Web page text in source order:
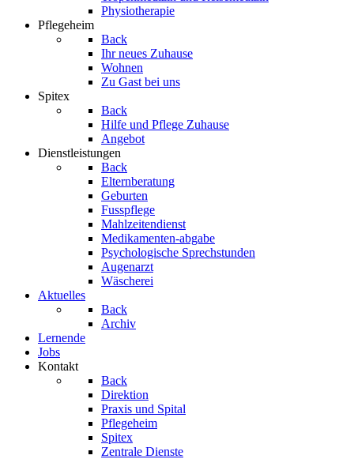
Physiotherapie
Pflegeheim
Back
Ihr neues Zuhause
Wohnen
Zu Gast bei uns
Spitex
Back
Hilfe und Pflege Zuhause
Angebot
Dienstleistungen
Back
Elternberatung
Geburten
Fusspflege
Mahlzeitendienst
Medikamenten-abgabe
Psychologische Sprechstunden
Augenarzt
Wäscherei
Aktuelles
Back
Archiv
Lernende
Jobs
Kontakt
Back
Direktion
Praxis und Spital
Pflegeheim
Spitex
Zentrale Dienste